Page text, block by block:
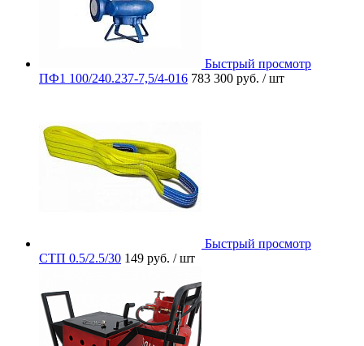
Быстрый просмотр
ПФ1 100/240.237-7,5/4-016 783 300 руб. / шт
Быстрый просмотр
СТП 0.5/2.5/30 149 руб. / шт